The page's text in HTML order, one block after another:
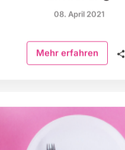
08. April 2021
Mehr erfahren 🗣